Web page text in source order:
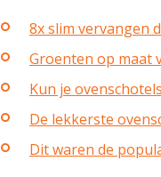
8x slim vervangen
Groenten op maat
Kun je
De lekkerste
Dit waren de